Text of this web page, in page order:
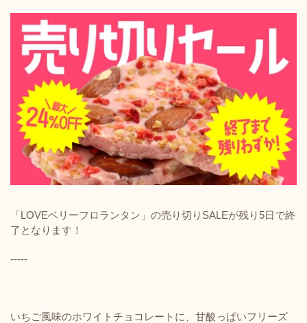
「LOVEベリーフロランタン」の売り切りSALEが残り5日で終
了となります！
-----
いちご風味のホワイトチョコレートに、甘酸っぱいフリーズ